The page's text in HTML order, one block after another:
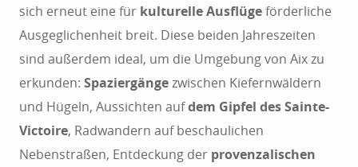
sich erneut eine für kulturelle Ausflügeförderliche
Ausgeglichenheit breit. Diese beiden Jahreszeiten
sind außerdem ideal, um die Umgebung von Aix zu
erkunden: Spaziergängezwischen Kiefernwäldern
und Hügeln, Aussichten aufdem Gipfel des Sainte-
Victoire, Radwandern auf beschaulichen
Nebenstraßen, Entdeckung der provenzalischen